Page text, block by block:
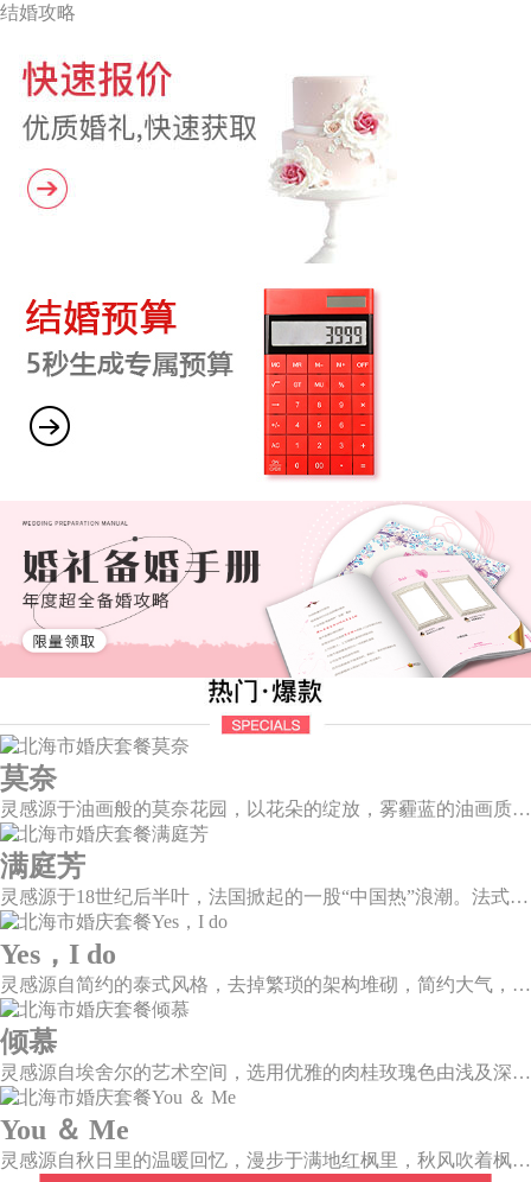
结婚攻略
莫奈
灵感源于油画般的莫奈花园，以花朵的绽放，雾霾蓝的油画质感打造，簇拥着花房的精美花艺点缀。在这幽静美好的方寸之地，浪漫正在生长和蔓延，直至永恒。
满庭芳
灵感源于18世纪后半叶，法国掀起的一股“中国热”浪潮。法式华贵糅合了中国风，中西文化元素的精彩碰撞，打造一座绚烂的复古花园，让浪漫婚礼增添了一份优雅气质。
Yes，I do
灵感源自简约的泰式风格，去掉繁琐的架构堆砌，简约大气，雪山白与玛莎拉红的色彩碰撞，打造一种温馨明亮的感觉。
倾慕
灵感源自埃舍尔的艺术空间，选用优雅的肉桂玫瑰色由浅及深层层浸润，尽显复古柔情。婚礼以解构主义的风格，呈现不规则几何形状多种角度的拼合，带来丰富的视觉层次。
You ＆ Me
灵感源自秋日里的温暖回忆，漫步于满地红枫里，秋风吹着枫叶飒飒作响，我看着漫天的霞光，脑海里灵感渐渐浮现，希望绘出一场如秋意般温柔的婚礼，将所有的美好定格于此。